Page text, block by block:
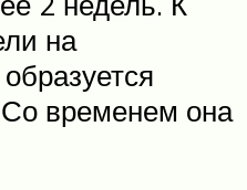
на
временем она